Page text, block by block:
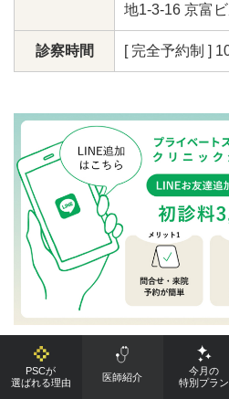
地1-3-16 京富
診察時間 [ 完全予約制 ]
LINE追加は
PSCが
選ばれる理由
医師紹介
今月の
特別プラン